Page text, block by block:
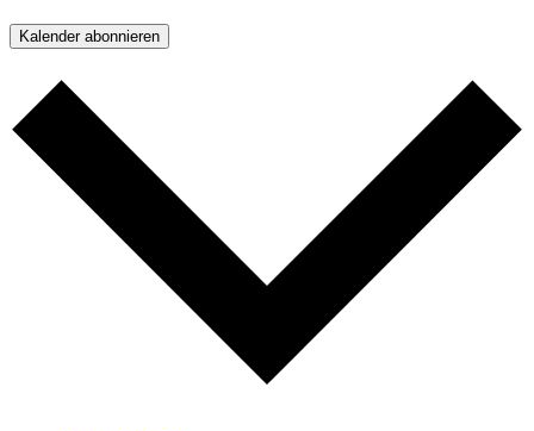
Kalender abonnieren